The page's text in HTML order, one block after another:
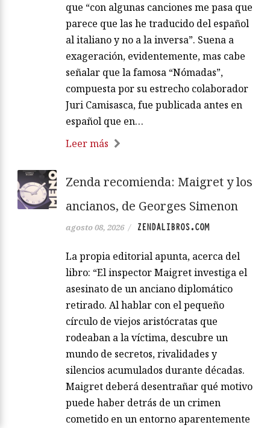
que “con algunas canciones me pasa que
parece que las he traducido del español
al italiano y no a la inversa”. Suena a
exageración, evidentemente, mas cabe
señalar que la famosa “Nómadas”,
compuesta por su estrecho colaborador
Juri Camisasca, fue publicada antes en
español que en…
Leer más
Zenda recomienda: Maigret y los
ancianos, de Georges Simenon
agosto 08, 2026 / ZENDALIBROS.COM
La propia editorial apunta, acerca del
libro: “El inspector Maigret investiga el
asesinato de un anciano diplomático
retirado. Al hablar con el pequeño
círculo de viejos aristócratas que
rodeaban a la víctima, descubre un
mundo de secretos, rivalidades y
silencios acumulados durante décadas.
Maigret deberá desentrañar qué motivo
puede haber detrás de un crimen
cometido en un entorno aparentemente